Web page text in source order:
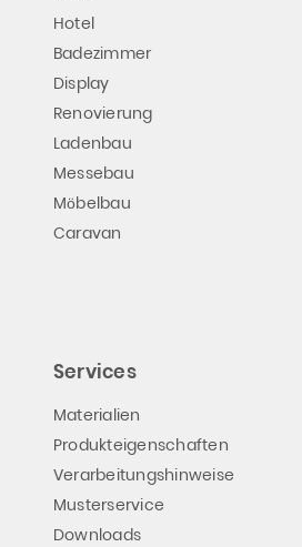
Hotel
Badezimmer
Display
Renovierung
Ladenbau
Messebau
Möbelbau
Caravan
Services
Materialien
Produkteigenschaften
Verarbeitungshinweise
Musterservice
Downloads